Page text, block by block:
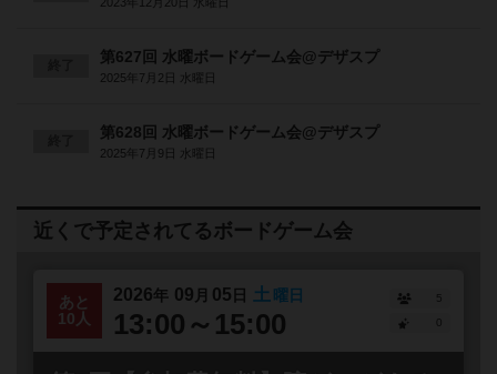
第627回 水曜ボードゲーム会@デザスプ
2025年7月2日 水曜日
第628回 水曜ボードゲーム会@デザスプ
2025年7月9日 水曜日
近くで予定されてるボードゲーム会
あと
10人
2026年 09 月 05 日 土 曜日
13:00～15:00
5